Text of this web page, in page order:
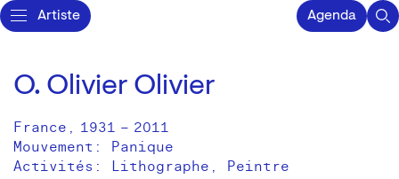
Artiste Agenda
O. Olivier Olivier
France , 1931 – 2011
Mouvement: Panique
Activités: Lithographe Peintre